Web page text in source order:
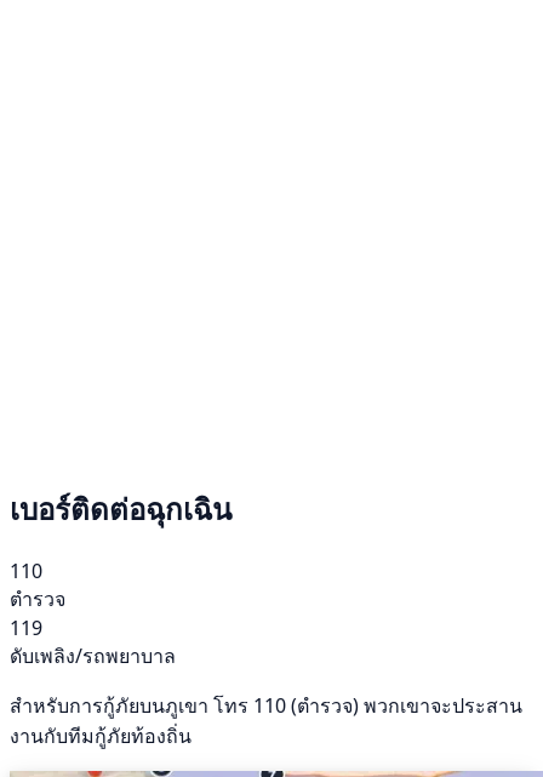
เบอร์ติดต่อฉุกเฉิน
110
ตำรวจ
119
ดับเพลิง/รถพยาบาล
สำหรับการกู้ภัยบนภูเขา โทร 110 (ตำรวจ) พวกเขาจะประสาน
งานกับทีมกู้ภัยท้องถิ่น